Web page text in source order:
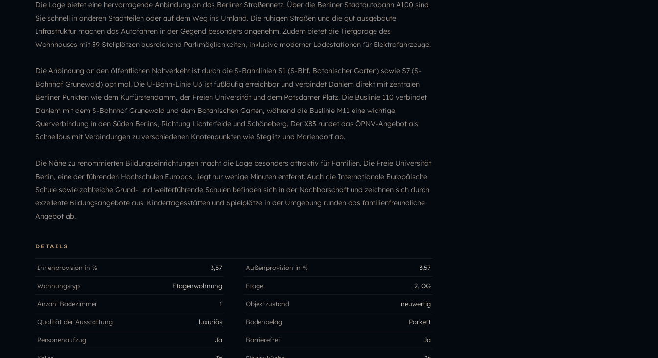
Die Lage bietet eine hervorragende Anbindung an das Berliner Straßennetz. Über die Berliner Stadtautobahn A100 sind
Sie schnell in anderen Stadtteilen oder auf dem Weg ins Umland. Die ruhigen Straßen und die gut ausgebaute
Infrastruktur machen das Autofahren in der Gegend besonders angenehm. Zudem bietet die Tiefgarage des
Wohnhauses mit 39 Stellplätzen ausreichend Parkmöglichkeiten, inklusive moderner Ladestationen für Elektrofahrzeuge.
Die Anbindung an den öffentlichen Nahverkehr ist durch die S-Bahnlinien S1 (S-Bhf. Botanischer Garten) sowie S7 (S-
Bahnhof Grunewald) optimal. Die U-Bahn-Linie U3 ist fußläufig erreichbar und verbindet Dahlem direkt mit zentralen
Berliner Punkten wie dem Kurfürstendamm, der Freien Universität und dem Potsdamer Platz. Die Buslinie 110 verbindet
Dahlem mit dem S-Bahnhof Grunewald und dem Botanischen Garten, während die Buslinie M11 eine wichtige
Querverbindung in den Süden Berlins, Richtung Lichterfelde und Schöneberg. Der X83 rundet das ÖPNV-Angebot als
Schnellbus mit Verbindungen zu verschiedenen Knotenpunkten wie Steglitz und Mariendorf ab.
Die Nähe zu renommierten Bildungseinrichtungen macht die Lage besonders attraktiv für Familien. Die Freie Universität
Berlin, eine der führenden Hochschulen Europas, liegt nur wenige Minuten entfernt. Auch die Internationale Europäische
Schule sowie zahlreiche Grund- und weiterführende Schulen befinden sich in der Nachbarschaft und zeichnen sich durch
exzellente Bildungsangebote aus. Kindertagesstätten und Spielplätze in der Umgebung runden das familienfreundliche
Angebot ab.
DETAILS
Innenprovision in % 3,57 Außenprovision in % 3,57
Wohnungstyp Etagenwohnung Etage 2. OG
Anzahl Badezimmer 1 Objektzustand neuwertig
Qualität der Ausstattung luxuriös Bodenbelag Parkett
Personenaufzug Ja Barrierefrei Ja